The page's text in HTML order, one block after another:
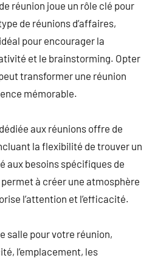
réunion joue un rôle clé pour
de réunions d’affaires,
pour encourager la
et le brainstorming. Opter
transformer une réunion
mémorable.
aux réunions offre de
la flexibilité de trouver un
aux besoins spécifiques de
à créer une atmosphère
l’attention et l’efficacité.
salle pour votre réunion,
l’emplacement, les